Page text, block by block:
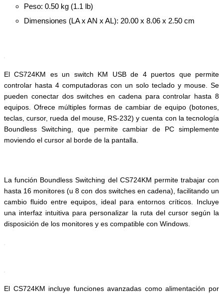
Peso: 0.50 kg (1.1 lb)
Dimensiones (LA x AN x AL): 20.00 x 8.06 x 2.50 cm
El CS724KM es un switch KM USB de 4 puertos que permite
controlar hasta 4 computadoras con un solo teclado y mouse. Se
pueden conectar dos switches en cadena para controlar hasta 8
equipos. Ofrece múltiples formas de cambiar de equipo (botones,
teclas, cursor, rueda del mouse, RS-232) y cuenta con la tecnología
Boundless Switching, que permite cambiar de PC simplemente
moviendo el cursor al borde de la pantalla.
La función Boundless Switching del CS724KM permite trabajar con
hasta 16 monitores (u 8 con dos switches en cadena), facilitando un
cambio fluido entre equipos, ideal para entornos críticos. Incluye
una interfaz intuitiva para personalizar la ruta del cursor según la
disposición de los monitores y es compatible con Windows.
El CS724KM incluye funciones avanzadas como alimentación por